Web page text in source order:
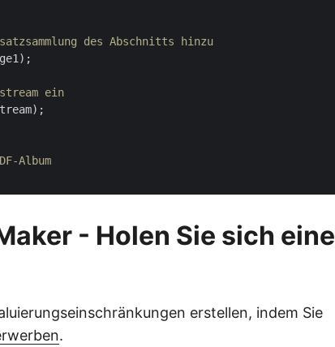
des Abschnitts hinzu
ein
Album
- Holen Sie sich eine
erstellen, indem Sie
.